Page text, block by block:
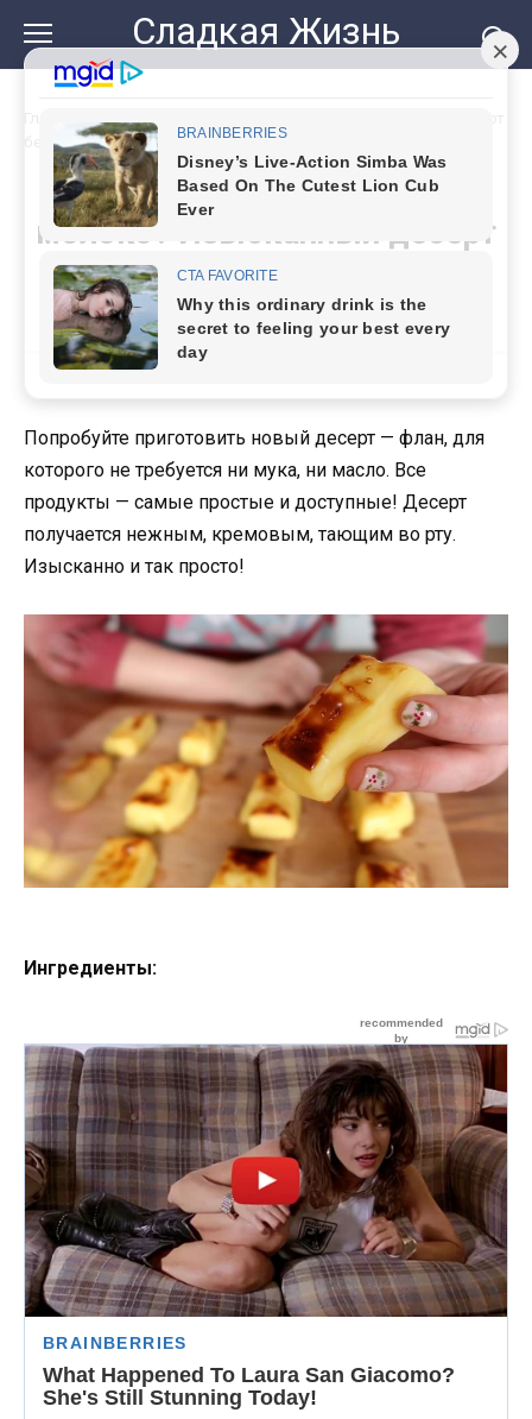
контенту
Сладкая Жизнь
без муки
У вас есть 1 апельсин и
молоко? Изысканный десерт
без муки
Попробуйте приготовить новый десерт — флан, для
которого не требуется ни мука, ни масло. Все
продукты — самые простые и доступные! Десерт
получается нежным, кремовым, тающим во рту.
Изысканно и так просто!
Ингредиенты: